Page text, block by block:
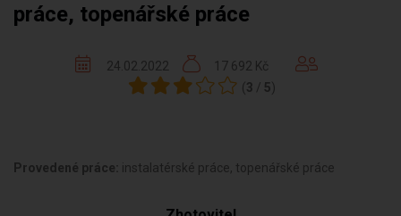
práce, topenářské práce
24.02.2022
17 692 Kč
( 3 / 5)
Provedené práce: instalatérské práce, topenářské práce